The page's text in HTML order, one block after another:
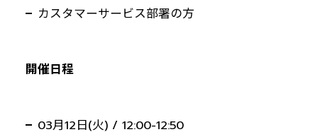
カスタマーサービス部署の方
開催日程
03月12日(火) / 12:00-12:50